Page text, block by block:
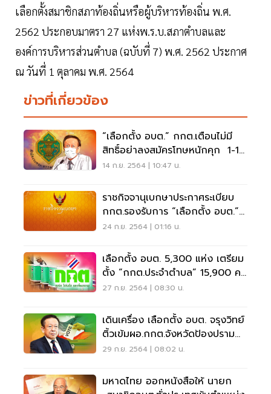
เลือกตั้งสมาชิกสภาท้องถิ่นหรือผู้บริหารท้องถิ่น พ.ศ.
2562 ประกอบมาตรา 27 แห่งพ.ร.บ.สภาตำบลและ
องค์การบริหารส่วนตำบล (ฉบับที่ 7) พ.ศ. 2562 ประกาศ
ณ วันที่ 1 ตุลาคม พ.ศ. 2564
ข่าวที่เกี่ยวข้อง
“เลือกตั้ง อบต.” กกต.เตือนไม่มี
สิทธิ์อย่าลงสมัครโทษหนักคุก 1-10
ปี
14 ก.ย. 2564 | 10:47 น.
ราชกิจจานุเบกษาประกาศระเบียบ
กกต.รองรับการ “เลือกตั้ง อบต.”
28 พ.ย.2564
24 ก.ย. 2564 | 01:16 น.
เลือกตั้ง อบต. 5,300 แห่ง เตรียม
ตั้ง “กกต.ประจำตำบล” 15,900 คน
ดูแล
27 ก.ย. 2564 | 08:30 น.
เดินเครื่อง เลือกตั้ง อบต. จรุงวิทย์
ติ้วเข้มผอ.กกต.จังหวัดป้องปราม
ทุจริต
29 ก.ย. 2564 | 08:02 น.
มหาดไทย ออกหนังสือให้ นายก